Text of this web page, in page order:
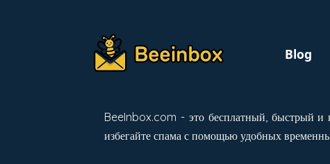
Blog
BeeInbox.com - это бесплатный, быстрый и
избегайте спама с помощью удобных